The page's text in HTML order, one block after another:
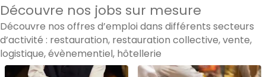
Découvre nos jobs sur mesure
Découvre nos offres d’emploi dans différents secteurs
d’activité : restauration, restauration collective, vente,
logistique, évènementiel, hôtellerie